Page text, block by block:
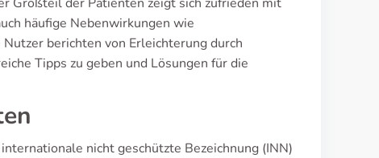
häufige Nebenwirkungen wie
berichten von Erleichterung durch
Tipps zu geben und Lösungen für die
nicht geschützte Bezeichnung (INN)